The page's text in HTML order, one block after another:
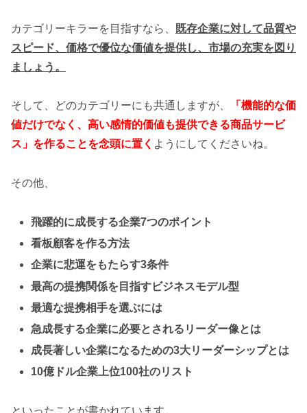
カテゴリーキラーを目指すなら、
既存企業に対して品質や
スピード、価格で優位な価値を提供し、市場の充実を図り
ましょう。
そして、どのカテゴリーにも共通しますが、
「機能的な価
値だけでなく、高い感情的価値も提供できる商品サービ
ス」を作ることを念頭に置く ようにしてくださいね。
その他、
飛躍的に成長する企業7つのポイント
看板顧客を作る方法
企業に悲運をもたらす3条件
最高の提携関係を目指すビジネスモデル型
最適な提携相手を選ぶには
急成長する企業に必要とされるリーダー像とは
成長著しい企業になるための3大リーダーシップとは
10億ドル企業上位100社のリスト